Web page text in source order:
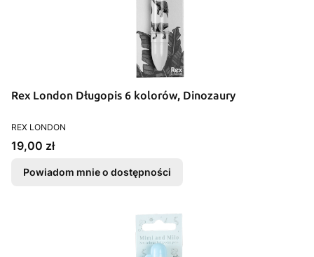
Rex London Długopis 6 kolorów, Dinozaury
PRODUCENT
REX LONDON
Cena
19,00 zł
Powiadom mnie o dostępności